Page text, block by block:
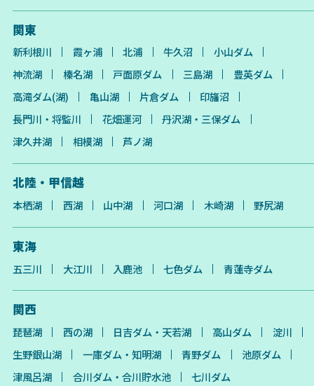
関東
新利根川 霞ヶ浦 北浦 牛久沼
小山ダム
神流湖
榛名湖 戸面原ダム 三島湖
豊英ダム
高滝ダム(湖)
亀山湖 片倉ダム
印旛沼
長門川・将監川
花畑運河
丹沢湖・三保ダム
津久井湖
相模湖 芦ノ湖
北陸・甲信越
本栖湖 西湖 山中湖 河口湖 木崎湖 野尻湖
東海
五三川 大江川 入鹿池 七色ダム 青蓮寺ダム
関西
琵琶湖 西の湖 日吉ダム・天若湖 高山ダム
淀川
生野銀山湖
一庫ダム・知明湖 青野ダム
池原ダム
津風呂湖
合川ダム・合川貯水池 七川ダム